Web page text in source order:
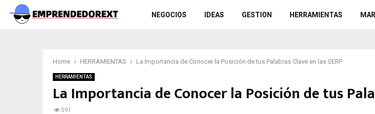
NEGOCIOS IDEAS GESTION HERRAMIENTAS
Home HERRAMIENTAS La Importancia de Conocer la Posición de tus Palabras Clave en las SERP
HERRAMIENTAS
La Importancia de Conocer la Posición de tus
591